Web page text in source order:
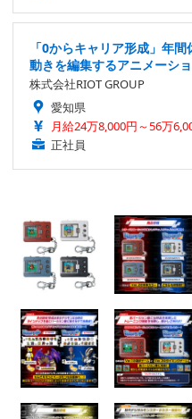
「0からキャリア形成」年
動きを編集するアニメーシ
株式会社RIOT GROUP
愛知県
月給24万8,000円～56万
正社員